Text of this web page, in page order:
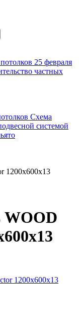
25 февраля
частных
Схема
системой
1200x600x13
WOOD